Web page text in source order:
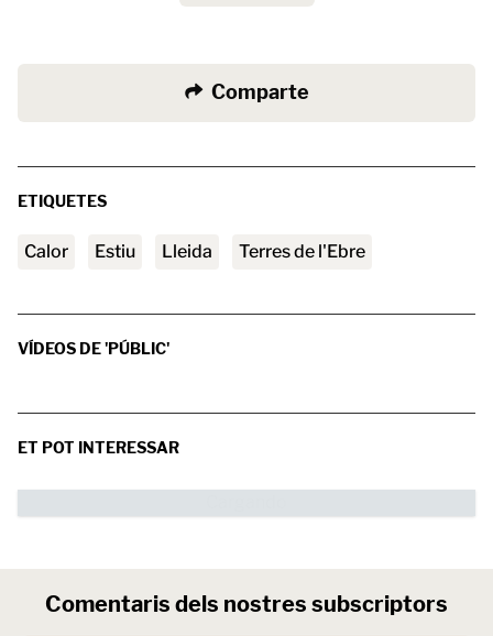
Comparte
ETIQUETES
calor estiu Lleida Terres de l'Ebre
VÍDEOS DE 'PÚBLIC'
ET POT INTERESSAR
Comentaris dels nostres subscriptors